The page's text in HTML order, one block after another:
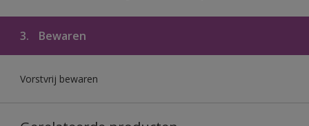
3. Bewaren
Vorstvrij bewaren